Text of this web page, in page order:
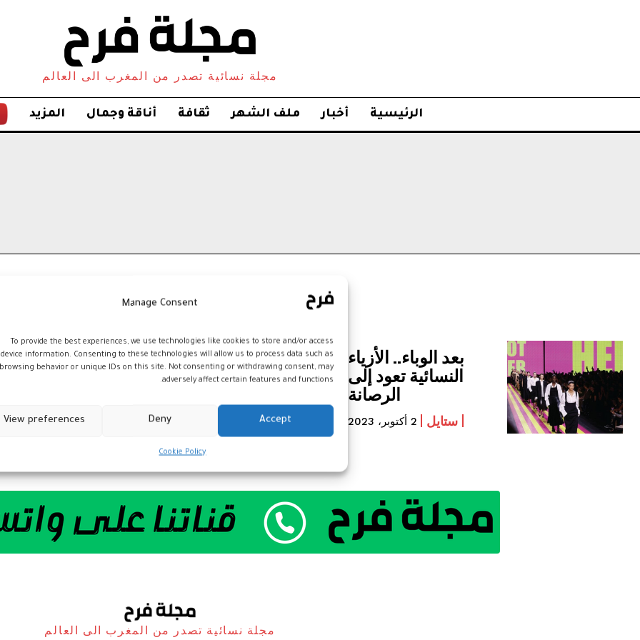
Manage Consent
To provide the best experiences, we use technologies like cookies to store and/or access
device information. Consenting to these technologies will allow us to process data such as
browsing behavior or unique IDs on this site. Not consenting or withdrawing consent, may
adversely affect certain features and functions.
Accept
Deny
View preferences
Cookie Policy
مجلة نسائية تصدر من المغرب الى العالم
الرئيسية أخبار ملف الشهر ثقافة أناقة وجمال المزيد
بعد الوباء.. الأزياء
النسائية تعود إلى
الرصانة
ستايل 2 أكتوبر، 2023
مجلة نسائية تصدر من المغرب الى العالم